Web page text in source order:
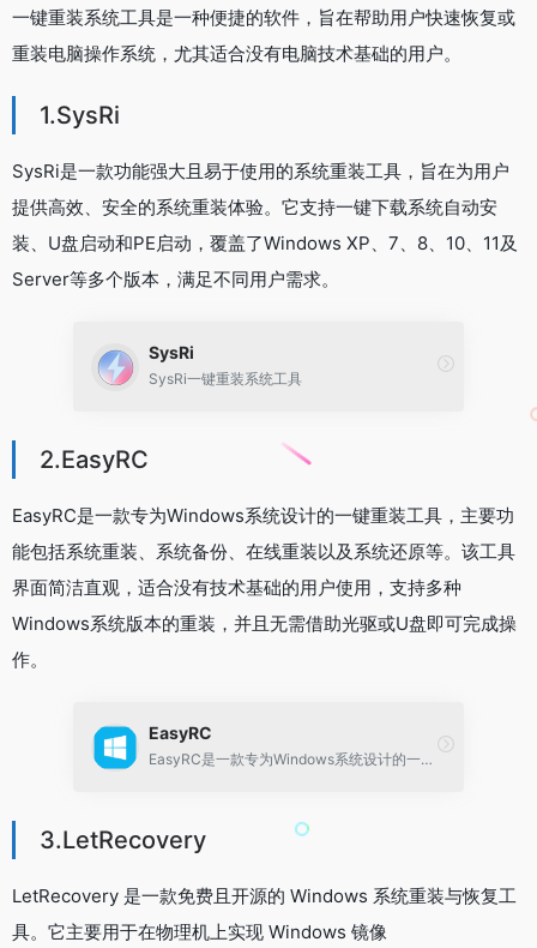
一键重装系统工具是一种便捷的软件，旨在帮助用户快速恢复或
重装电脑操作系统，尤其适合没有电脑技术基础的用户。
1.SysRi
SysRi是一款功能强大且易于使用的系统重装工具，旨在为用户
提供高效、安全的系统重装体验。它支持一键下载系统自动安
装、U盘启动和PE启动，覆盖了Windows XP、7、8、10、11及
Server等多个版本，满足不同用户需求。
SysRi
SysRi一键重装系统工具
2.EasyRC
EasyRC是一款专为Windows系统设计的一键重装工具，主要功
能包括系统重装、系统备份、在线重装以及系统还原等。该工具
界面简洁直观，适合没有技术基础的用户使用，支持多种
Windows系统版本的重装，并且无需借助光驱或U盘即可完成操
作。
EasyRC
EasyRC是一款专为Windows系统设计的一键重装和备份工具，核心功能包括系统重装、在线重装、系统备份与还原、资料备份与还原以及硬件检测等，旨在为用户提供便捷的电脑系统管理体验。
3.LetRecovery
LetRecovery 是一款免费且开源的 Windows 系统重装与恢复工
具。它主要用于在物理机上实现 Windows 镜像